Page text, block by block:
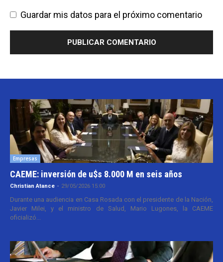
Guardar mis datos para el próximo comentario
Empresas
CAEME: inversión de u$s 8.000 M en seis años
Christian Atance - 29/05/2026 15:00
Durante una audiencia en Casa Rosada con el presidente de la Nación,
Javier Milei, y el ministro de Salud, Mario Lugones, la CAEME
oficializó...